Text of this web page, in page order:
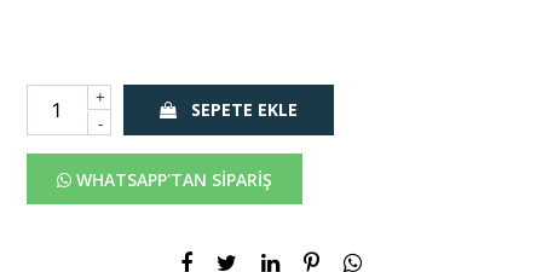
+
-
SEPETE EKLE
WHATSAPP'TAN SİPARİŞ